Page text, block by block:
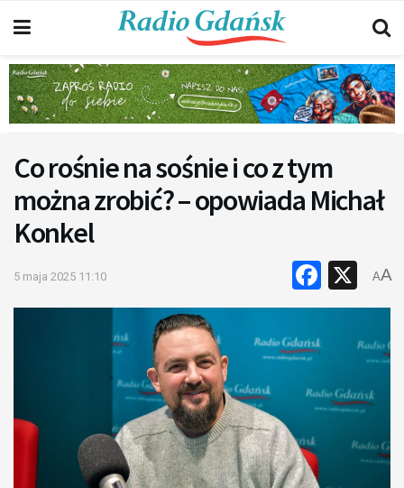
Co rośnie na sośnie i co z tym
można zrobić? – opowiada Michał
Konkel
5 maja 2025 11:10 X
AA